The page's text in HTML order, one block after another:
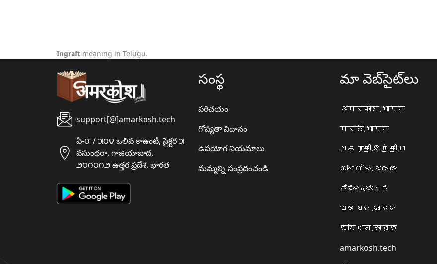
Ingraft meaning in Telugu.
support[@]amarkosh.tech
ఏ-౮ / ౫౦౪ ఒలివ కాఉంటీ, సైక్టర ౫
వసుంధరా, గాజియాబాద,
౨౦౧౦౧౨ ఉత్తర ప్రదేశ, భారత
సంస్థ
పరిచయం
గోప్యతా విధానం
ఉపయోగ నియమాలు
మమ్మల్ని సంప్రదించండి
మా వెబ్‌సైట్‌లు
अमरकोश.भारत
मराठी.भारत
அகராதி.இந்தியா
നിഘണ്ടു.ഭാരതം
ನಿಘಂಟು.ಭಾರತ
ଅଭିଧାନ.ଭାରତ
অভিধান.ভারত
amarkosh.tech